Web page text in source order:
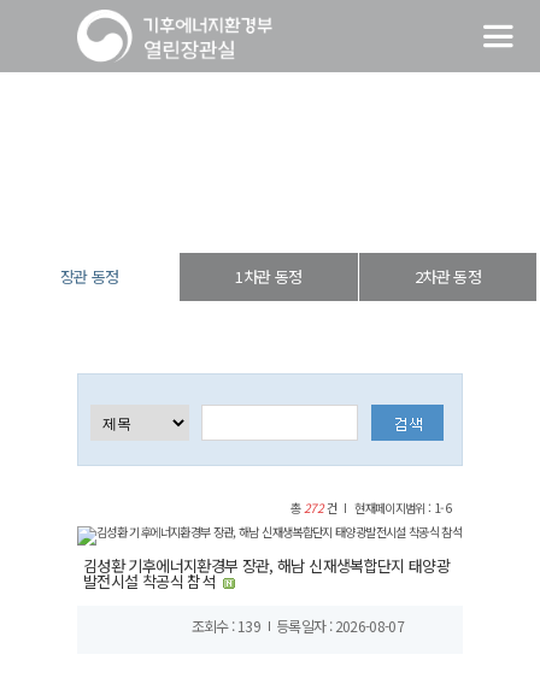
장관 동정 1차관 동정 2차관 동정
총272건 현재페이지범위 : 1-6
김성환 기후에너지환경부 장관, 해남 신재생복합단지 태양광
발전시설 착공식 참석
조회수 : 139 등록일자 : 2026-08-07